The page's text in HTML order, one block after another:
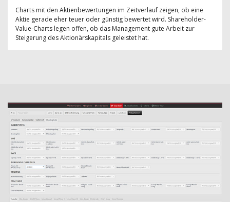
Charts mit den Aktienbewertungen im Zeitverlauf zeigen, ob eine
Aktie gerade eher teuer oder günstig bewertet wird. Shareholder-
Value-Charts legen offen, ob das Management gute Arbeit zur
Steigerung des Aktionärskapitals geleistet hat.